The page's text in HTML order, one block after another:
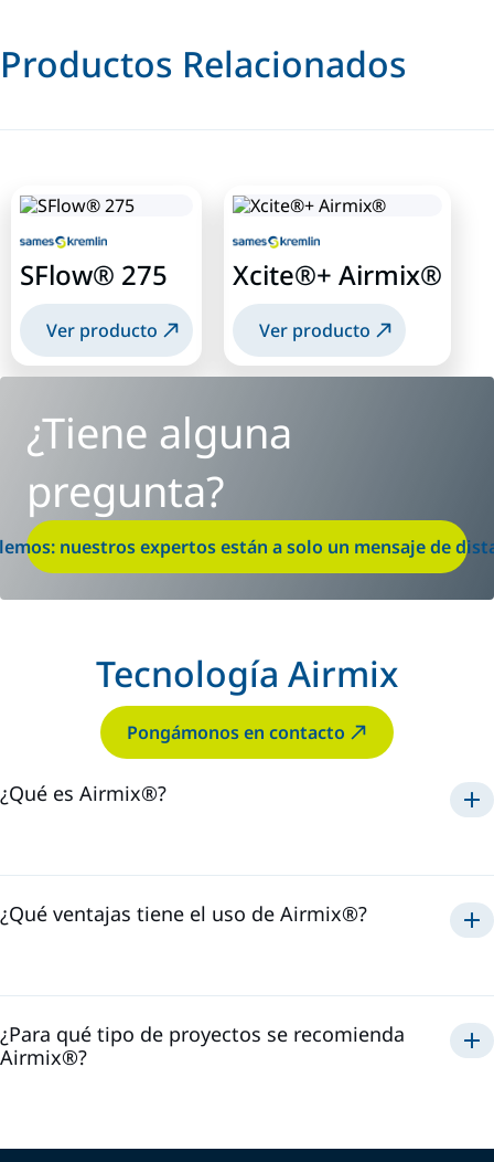
Productos Relacionados
SFlow® 275
Ver producto
Xcite®+ Airmix®
Ver producto
¿Tiene alguna
pregunta?
nuestros expertos están a solo un mensaje de
Tecnología Airmix
Pongámonos en contacto
¿Qué es Airmix®?
¿Qué ventajas tiene el uso de Airmix®?
¿Para qué tipo de proyectos se recomienda
Airmix®?